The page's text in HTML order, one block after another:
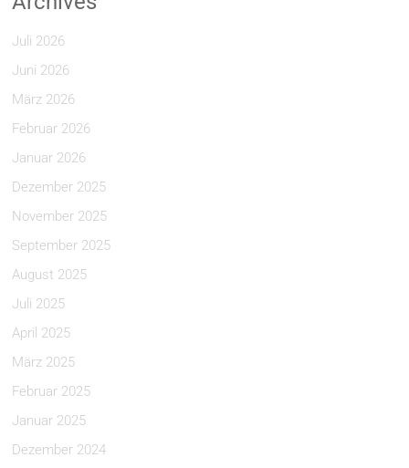
Juli 2026
Juni 2026
März 2026
Februar 2026
Januar 2026
Dezember 2025
November 2025
September 2025
August 2025
Juli 2025
April 2025
März 2025
Februar 2025
Januar 2025
Dezember 2024